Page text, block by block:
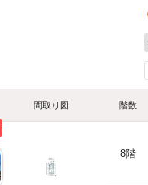
間取り図 階数
8階